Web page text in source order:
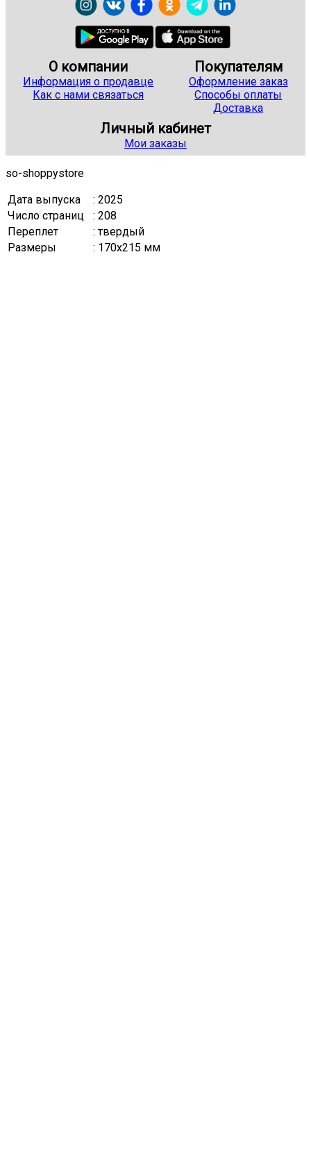
О компании
Информация о продавце
Как с нами связаться
Покупателям
Оформление заказ
Способы оплаты
Доставка
Личный кабинет
Мои заказы
so-shoppystore
Дата выпуска
: 2025
Число страниц
: 208
Переплет
: твердый
Размеры
: 170x215 мм